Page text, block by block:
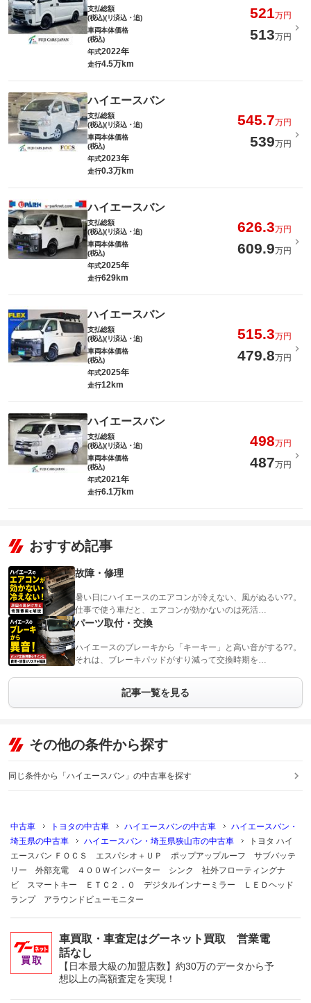
支払総額
(税込)(リ済込・追)
521万円
車両本体価格
(税込)
513万円
年式2022年
走行4.5万km
ハイエースバン
支払総額
(税込)(リ済込・追)
545.7万円
車両本体価格
(税込)
539万円
年式2023年
走行0.3万km
ハイエースバン
支払総額
(税込)(リ済込・追)
626.3万円
車両本体価格
(税込)
609.9万円
年式2025年
走行629km
ハイエースバン
支払総額
(税込)(リ済込・追)
515.3万円
車両本体価格
(税込)
479.8万円
年式2025年
走行12km
ハイエースバン
支払総額
(税込)(リ済込・追)
498万円
車両本体価格
(税込)
487万円
年式2021年
走行6.1万km
おすすめ記事
故障・修理
暑い日にハイエースのエアコンが冷えない、風がぬるい??。
仕事で使う車だと、エアコンが効かないのは死活…
パーツ取付・交換
ハイエースのブレーキから「キーキー」と高い音がする??。
それは、ブレーキパッドがすり減って交換時期を…
記事一覧を見る
その他の条件から探す
同じ条件から「ハイエースバン」の中古車を探す
中古車 トヨタの中古車 ハイエースバンの中古車
ハイエースバン・
埼玉県の中古車
ハイエースバン・埼玉県狭山市の中古車
トヨタ ハイ
エースバン ＦＯＣＳ エスパシオ＋ＵＰ ポップアップルーフ サブバッテ
リー 外部充電 ４００Ｗインバーター シンク 社外フローティングナ
ビ スマートキー ＥＴＣ２．０ デジタルインナーミラー ＬＥＤヘッド
ランプ アラウンドビューモニター
車買取・車査定はグーネット買取 営業電
話なし
【日本最大級の加盟店数】約30万のデータから予
想以上の高額査定を実現！